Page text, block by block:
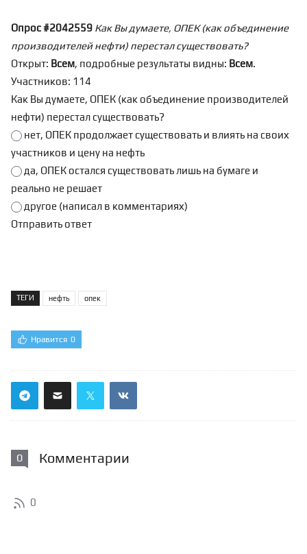
Опрос #2042559 Как Вы думаете, ОПЕК (как объединение
производителей нефти) перестал существовать?
Открыт: Всем, подробные результаты видны: Всем.
Участников: 114
Как Вы думаете, ОПЕК (как объединение производителей
нефти) перестал существовать?
нет, ОПЕК продолжает существовать и влиять на своих
участников и цену на нефть
да, ОПЕК остался существовать лишь на бумаге и
реально не решает
другое (написал в комментариях)
ТЕГИ нефть опек
Нравится 0
0 Комментарии
0